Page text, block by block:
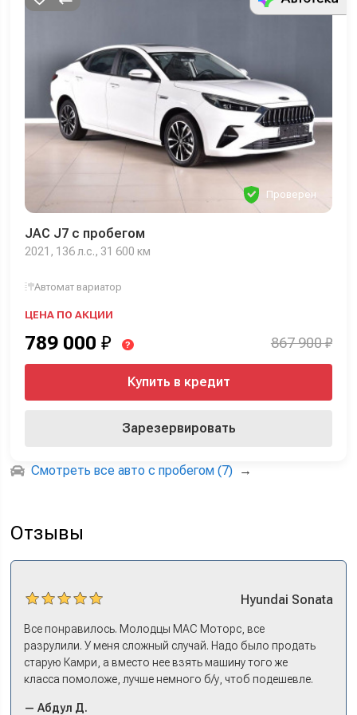
Проверен
JAC J7 с пробегом
2021, 136 л.с., 31 600 км
Автомат вариатор
ЦЕНА ПО АКЦИИ
789 000 ₽ ? 867 900 ₽
Купить в кредит
Зарезервировать
Смотреть все авто с пробегом (7) →
Отзывы
Hyundai Sonata
Все понравилось. Молодцы МАС Моторс, все
разрулили. У меня сложный случай. Надо было продать
старую Камри, а вместо нее взять машину того же
класса помоложе, лучше немного б/у, чтоб подешевле.
либо самому всем этим заниматься – а работать когда?
— Абдул Д.